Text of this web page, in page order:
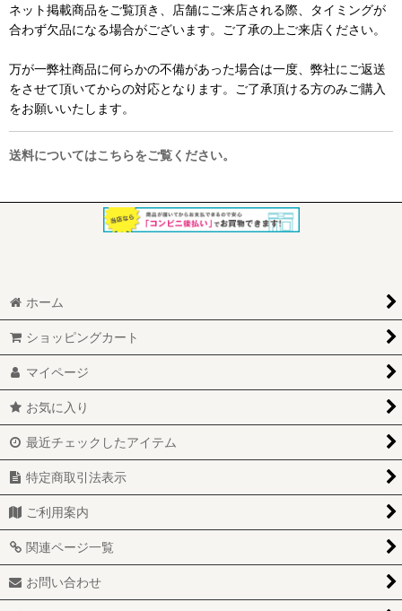
ネット掲載商品をご覧頂き、店舗にご来店される際、タイミングが
合わず欠品になる場合がございます。ご了承の上ご来店ください。
万が一弊社商品に何らかの不備があった場合は一度、弊社にご返送
をさせて頂いてからの対応となります。ご了承頂ける方のみご購入
をお願いいたします。
送料についてはこちらをご覧ください。
ホーム
ショッピングカート
マイページ
お気に入り
最近チェックしたアイテム
特定商取引法表示
ご利用案内
関連ページ一覧
お問い合わせ